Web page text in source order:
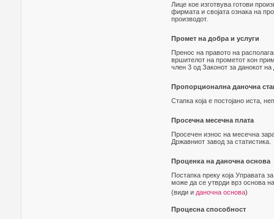
Лице кое изготвува готови
фирмата и својата ознака на
производот.
Промет на добра и услуги
Пренос на правото на
вршителот на прометот кон
член 3 од Законот за данокот
Пропорционална даночна
Стапка која е постојано иста,
Просечна месечна плата
Просечен износ на месечна
Државниот завод за статистика.
Проценка на даночна основа
Постапка преку која Управата
може да се утврди врз основа
(види и даночна основа)
Процесна способност